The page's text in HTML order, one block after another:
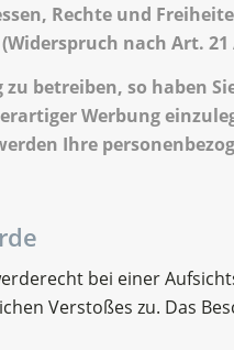
Rechte und
nach Art. 21
betreiben, so haben
Werbung
Ihre
bei einer
Verstoßes zu. Das